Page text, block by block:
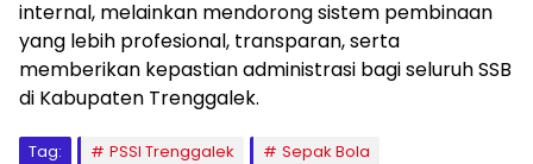
internal, melainkan mendorong sistem pembinaan
yang lebih profesional, transparan, serta
memberikan kepastian administrasi bagi seluruh SSB
di Kabupaten Trenggalek.
Tag: PSSI Trenggalek
Sepak Bola